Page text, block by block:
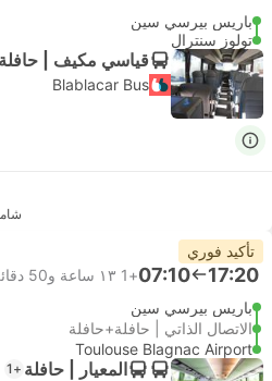
باريس بيرسي سين
تولوز سنترال
قياسي مكيف | حافلة
Blablacar Bus
تأكيد فوري
17:20
07:10
+1
١٣ ساعة و‫50 دقائق
باريس بيرسي سين
الاتصال الذاتي | حافلة+حافلة
Toulouse Blagnac Airport
المعيار | حافلة +1